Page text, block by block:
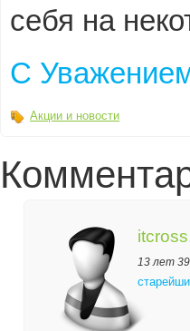
себя на
C
Акции и новости
13 лет